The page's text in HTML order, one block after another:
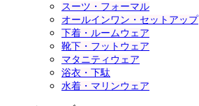
スーツ・フォーマル
オールインワン・セットアップ
下着・ルームウェア
靴下・フットウェア
マタニティウェア
浴衣・下駄
水着・マリンウェア